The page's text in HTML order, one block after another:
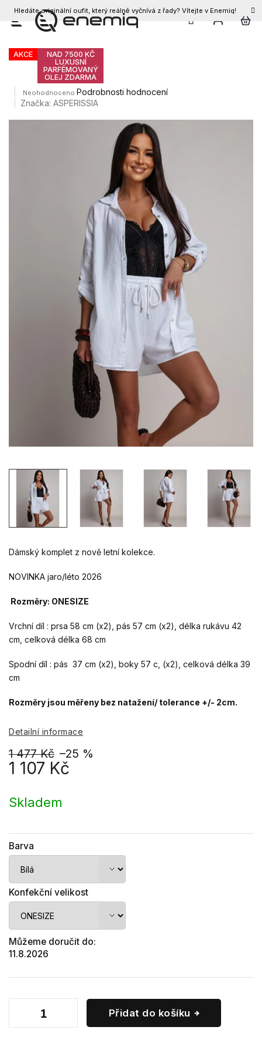
Přejít
Hledáte originální oufit, který reálně vyčnívá z řady? Vítejte v Enemiq!
CZK
Dámský komplet AGGIO
AKCE
NAD 7500 KČ
LUXUSNÍ
PARFÉMOVANÝ
OLEJ ZDARMA
Průměrné
hodnocení
Neohodnoceno Podrobnosti hodnocení
Značka:ASPERISSIA
1 477 Kč –25 %
1 107 Kč
cena:
Skladem
Barva
Konfekční velikost
Můžeme doručit do:
11.8.2026
Přidat do košíku
Dámský komplet z nově letní kolekce.
NOVINKA jaro/léto 2026
Rozměry: ONESIZE
Vrchní díl : prsa 58 cm (x2), pás 57 cm (x2), délka rukávu 42
cm, celková délka 68 cm
Spodní díl : pás 37 cm (x2), boky 57 c, (x2), celková délka 39
cm
Rozměry jsou měřeny bez natažení/ tolerance +/- 2cm.
Detailní informace